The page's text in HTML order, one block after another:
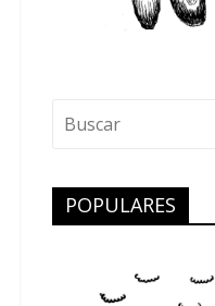
POPULARES